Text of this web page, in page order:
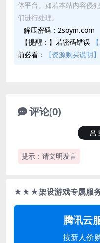
体平台。如若本站内容侵
们进行处理。
解压密码：2soym.com
【提醒：】若密码错误
前必看：
【资源购买说明】
评论(0)
提示：请文明发言
★★★架设游戏专属服
腾讯云
按新人价